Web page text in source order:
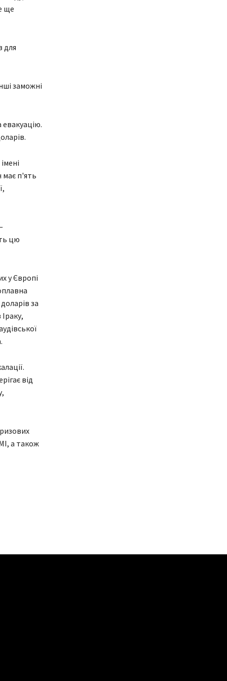
ще
для
заможні
евакуацію.
має п'ять
цю
у Європі
за
від
а також